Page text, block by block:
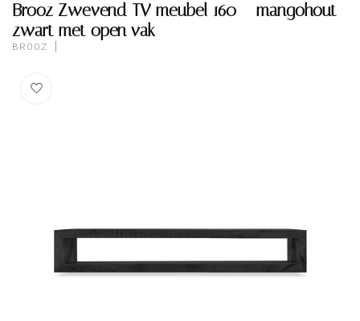
Brooz Zwevend TV meubel 160 – mangohout
zwart met open vak
BROOZ